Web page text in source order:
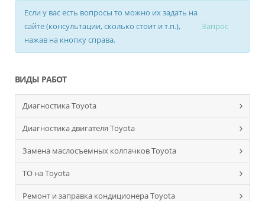
Если у вас есть вопросы то можно их задать на
сайте (консультации, сколько стоит и т.п.),
нажав на кнопку справа.
Запрос
ВИДЫ РАБОТ
Диагностика Toyota
Диагностика двигателя Toyota
Замена маслосъемных колпачков Toyota
ТО на Toyota
Ремонт и заправка кондиционера Toyota